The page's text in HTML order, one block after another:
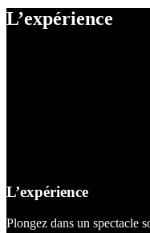
L’expérience
L’expérience
Plongez dans un spectacle